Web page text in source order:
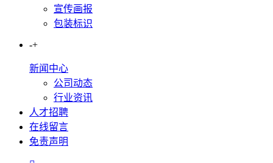
宣传画报
包装标识
-+
新闻中心
公司动态
行业资讯
人才招聘
在线留言
免责声明